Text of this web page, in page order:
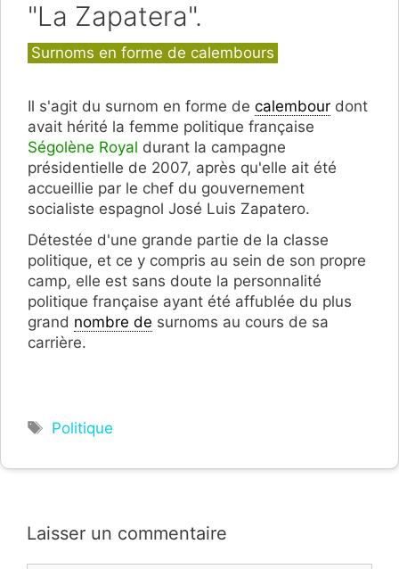
"La Zapatera".
Catégories
Surnoms en forme de calembours
Il s'agit du surnom en forme de calembour dont
avait hérité la femme politique française
Ségolène Royal durant la campagne
présidentielle de 2007, après qu'elle ait été
accueillie par le chef du gouvernement
socialiste espagnol José Luis Zapatero.
Détestée d'une grande partie de la classe
politique, et ce y compris au sein de son propre
camp, elle est sans doute la personnalité
politique française ayant été affublée du plus
grand nombre de surnoms au cours de sa
carrière.
Étiquettes
Politique
Laisser un commentaire